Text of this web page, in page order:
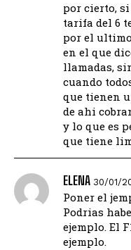
por cierto,
tarifa del 6
por el
en el que
llamadas,
cuando
que tienen
de ahi
y lo que es
que tiene
ELENA 30/01/
Poner el
Podrias
ejemplo. El
ejemplo.